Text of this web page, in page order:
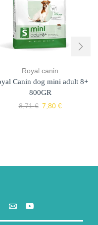
Royal canin
Canin dog mini adult 8+
800GR
8,71€ 7,80 €